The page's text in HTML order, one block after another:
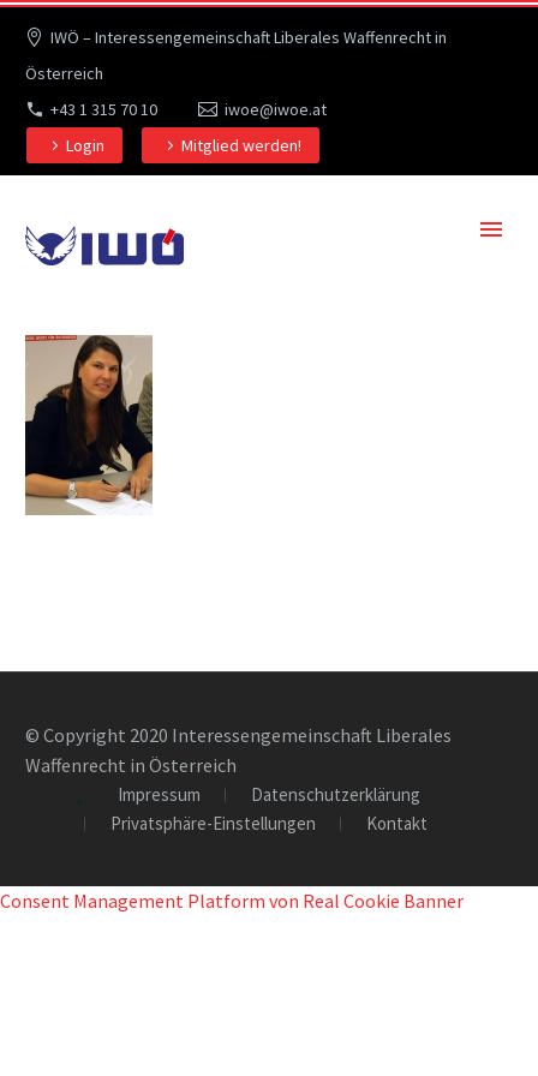
IWÖ – Interessengemeinschaft Liberales Waffenrecht in
Österreich
+43 1 315 70 10
iwoe@iwoe.at
Login
Mitglied werden!
© Copyright 2020 Interessengemeinschaft Liberales
Waffenrecht in Österreich
Impressum
Datenschutzerklärung
Privatsphäre-Einstellungen
Kontakt
Consent Management Platform von Real Cookie Banner